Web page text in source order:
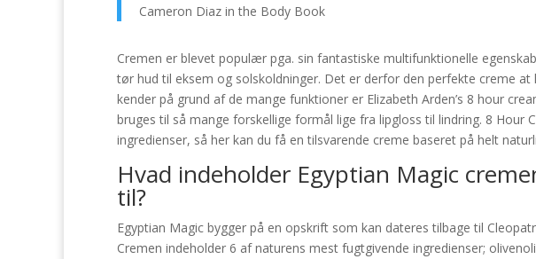
Cameron Diaz in the Body Book
Cremen er blevet populær pga. sin fantastiske multifunktionelle
tør hud til eksem og solskoldninger. Det er derfor den perfekte creme
kender på grund af de mange funktioner er Elizabeth Arden’s 8 hour
bruges til så mange forskellige formål lige fra lipgloss til lindring. 8 Hour
ingredienser, så her kan du få en tilsvarende creme baseret på helt
Hvad indeholder Egyptian Magic
til?
Egyptian Magic bygger på en opskrift som kan dateres tilbage til
Cremen indeholder 6 af naturens mest fugtgivende ingredienser;